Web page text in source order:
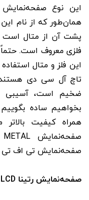
همان‌طور که از نام
پشت آن از متال
فلزی معروف است.
این فلز و متال
تاچ آل سی دی
ضخیم است، آسیبی
بخواهیم ساده
همراه کیفیت
صفحه‌نمایش تی اف تی
صفحه‌نمایش رتینا Retina IPS LCD